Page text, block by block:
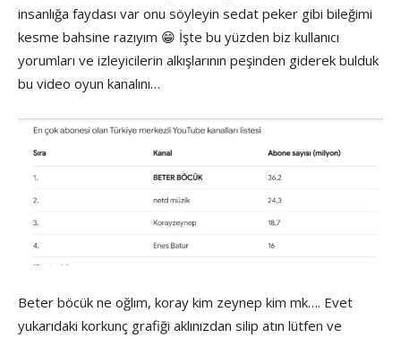
insanlığa faydası var onu söyleyin sedat peker gibi bileğimi
kesme bahsine razıyım 😁 İşte bu yüzden biz kullanıcı
yorumları ve izleyicilerin alkışlarının peşinden giderek bulduk
bu video oyun kanalını…
Beter böcük ne oğlım, koray kim zeynep kim mk…. Evet
yukarıdaki korkunç grafiği aklınızdan silip atın lütfen ve